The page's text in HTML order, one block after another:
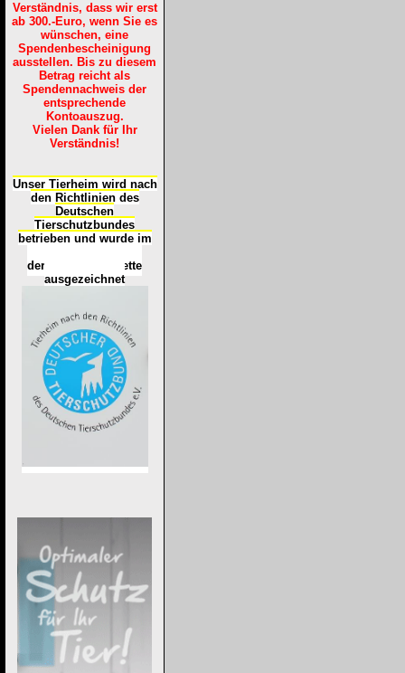
Verständnis, dass wir erst
ab 300.-Euro, wenn Sie es
wünschen, eine
Spendenbescheinigung
ausstellen. Bis zu diesem
Betrag reicht als
Spendennachweis der
entsprechende
Kontoauszug.
Vielen Dank für Ihr
Verständnis!
Unser Tierheim wird nach
den Richtlinien des
Deutschen
Tierschutzbundes
betrieben und wurde im
der
Tierheimplakette
ausgezeichnet